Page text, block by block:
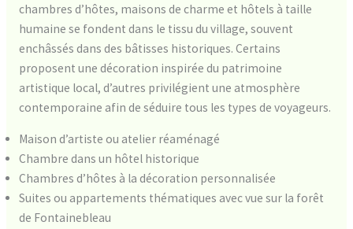
chambres d’hôtes, maisons de charme et hôtels à taille
humaine se fondent dans le tissu du village, souvent
enchâssés dans des bâtisses historiques. Certains
proposent une décoration inspirée du patrimoine
artistique local, d’autres privilégient une atmosphère
contemporaine afin de séduire tous les types de voyageurs.
Maison d’artiste ou atelier réaménagé
Chambre dans un hôtel historique
Chambres d’hôtes à la décoration personnalisée
Suites ou appartements thématiques avec vue sur la forêt
de Fontainebleau